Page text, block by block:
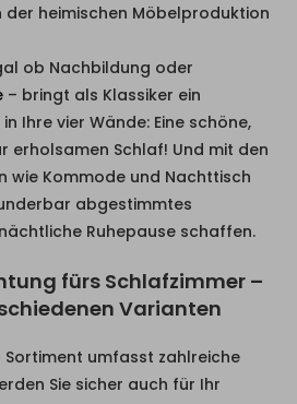
der heimischen Möbelproduktion
ob Nachbildung oder
– bringt als Klassiker ein
Ihre vier Wände: Eine schöne,
erholsamen Schlaf! Und mit den
wie Kommode und Nachttisch
abgestimmtes
Ruhepause schaffen.
fürs Schlafzimmer –
Varianten
Sortiment umfasst zahlreiche
Sie sicher auch für Ihr